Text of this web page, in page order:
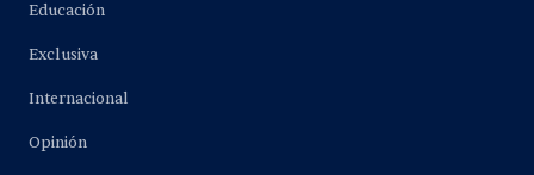
Educación
Exclusiva
Internacional
Opinión